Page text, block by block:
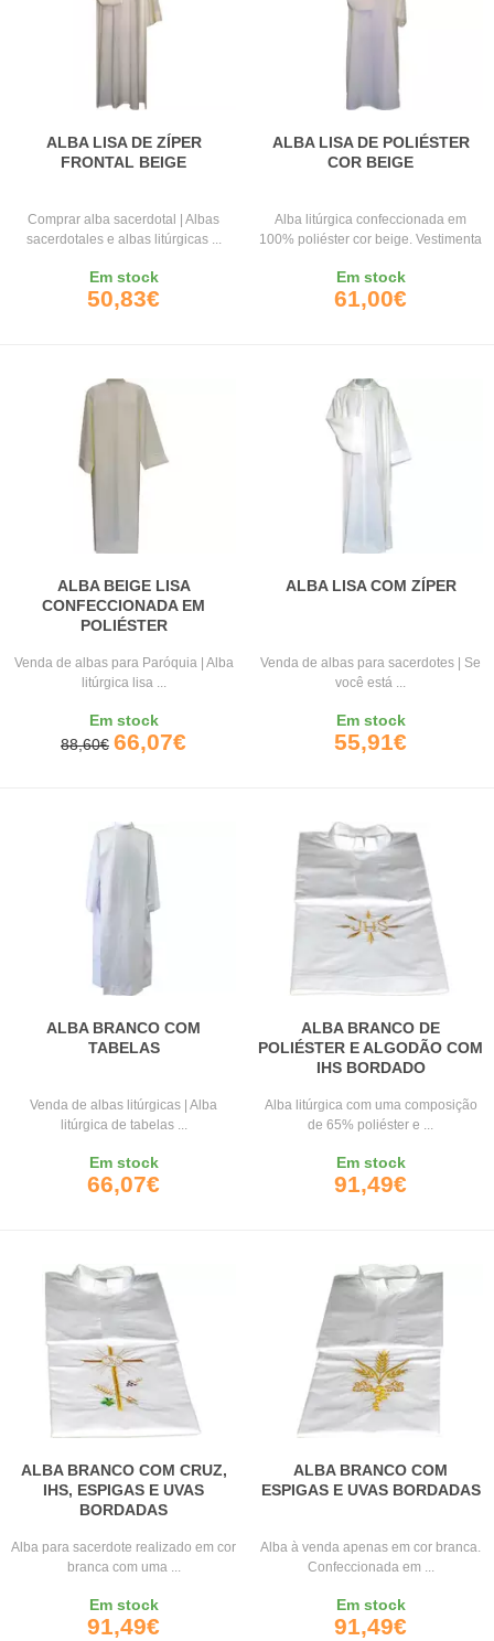
ALBA LISA DE ZÍPER
FRONTAL BEIGE
Comprar alba sacerdotal | Albas
sacerdotales e albas litúrgicas ...
Em stock
50,83€
ALBA LISA DE POLIÉSTER
COR BEIGE
Alba litúrgica confeccionada em
100% poliéster cor beige. Vestimenta
Em stock
61,00€
ALBA BEIGE LISA
CONFECCIONADA EM
POLIÉSTER
Venda de albas para Paróquia | Alba
litúrgica lisa ...
Em stock
88,60€ 66,07€
ALBA LISA COM ZÍPER
Venda de albas para sacerdotes | Se
você está ...
Em stock
55,91€
ALBA BRANCO COM
TABELAS
Venda de albas litúrgicas | Alba
litúrgica de tabelas ...
Em stock
66,07€
ALBA BRANCO DE
POLIÉSTER E ALGODÃO COM
IHS BORDADO
Alba litúrgica com uma composição
de 65% poliéster e ...
Em stock
91,49€
ALBA BRANCO COM CRUZ,
IHS, ESPIGAS E UVAS
BORDADAS
Alba para sacerdote realizado em cor
branca com uma ...
Em stock
91,49€
ALBA BRANCO COM
ESPIGAS E UVAS BORDADAS
Alba à venda apenas em cor branca.
Confeccionada em ...
Em stock
91,49€